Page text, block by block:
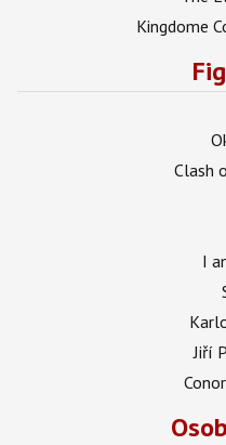
Kingdome
Clash
I
Jiří